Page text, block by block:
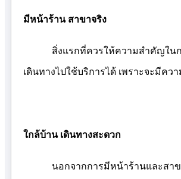
มีหน้าร้าน สาขาจริง
สิ่งแรกที่ควรให้ความสำคัญใน
เดินทางไปใช้บริการได้ เพราะจะมีค
ใกล้บ้าน เดินทางสะดวก
นอกจากการมีหน้าร้านและสา